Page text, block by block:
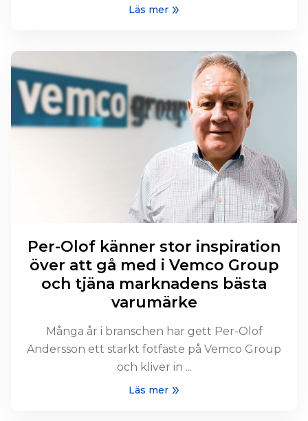
Läs mer
Per-Olof känner stor inspiration
över att gå med i Vemco Group
och tjäna marknadens bästa
varumärke
Många år i branschen har gett Per-Olof
Andersson ett starkt fotfäste på Vemco Group
och kliver in ...
Läs mer